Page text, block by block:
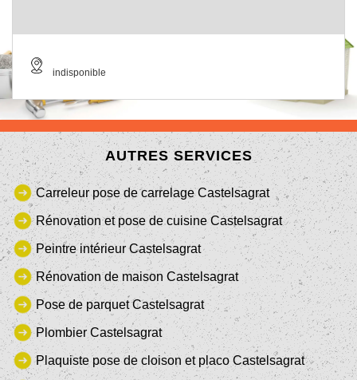
indisponible
AUTRES SERVICES
Carreleur pose de carrelage Castelsagrat
Rénovation et pose de cuisine Castelsagrat
Peintre intérieur Castelsagrat
Rénovation de maison Castelsagrat
Pose de parquet Castelsagrat
Plombier Castelsagrat
Plaquiste pose de cloison et placo Castelsagrat